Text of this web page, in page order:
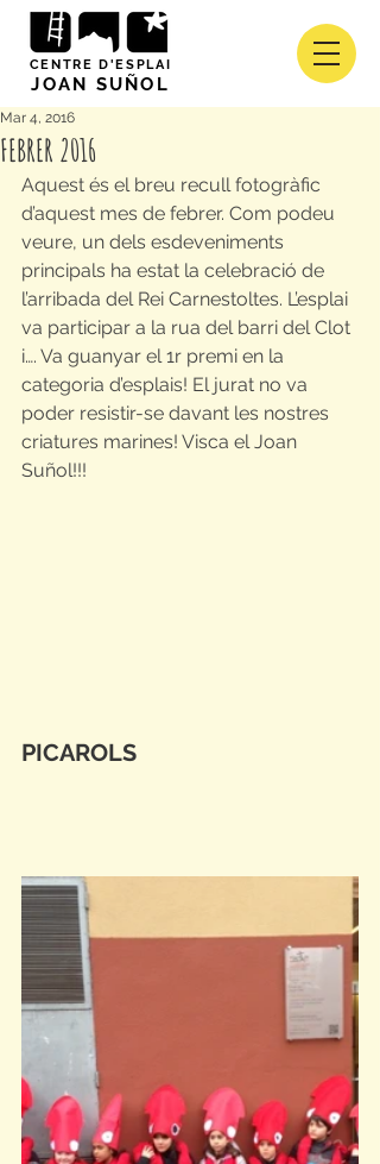
CENTRE D'ESPLAI
JOAN SUÑOL
FEBRER 2016
Mar 4, 2016
Aquest és el breu recull fotogràfic
d’aquest mes de febrer. Com podeu
veure, un dels esdeveniments
principals ha estat la celebració de
l’arribada del Rei Carnestoltes. L’esplai
va participar a la rua del barri del Clot
i…. Va guanyar el 1r premi en la
categoria d’esplais! El jurat no va
poder resistir-se davant les nostres
criatures marines! Visca el Joan
Suñol!!!
PICAROLS